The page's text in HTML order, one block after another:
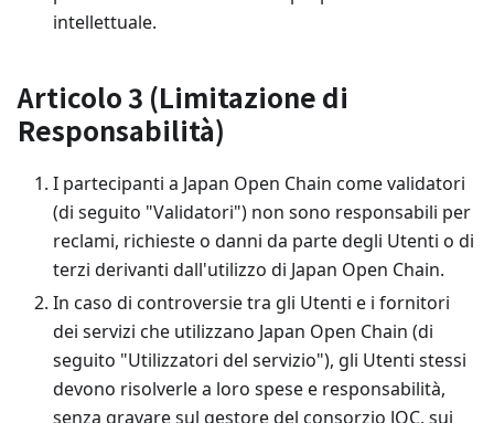
intellettuale.
Articolo 3 (Limitazione di
Responsabilità)
I partecipanti a Japan Open Chain come validatori
(di seguito "Validatori") non sono responsabili per
reclami, richieste o danni da parte degli Utenti o di
terzi derivanti dall'utilizzo di Japan Open Chain.
In caso di controversie tra gli Utenti e i fornitori
dei servizi che utilizzano Japan Open Chain (di
seguito "Utilizzatori del servizio"), gli Utenti stessi
devono risolverle a loro spese e responsabilità,
senza gravare sul gestore del consorzio JOC, sui